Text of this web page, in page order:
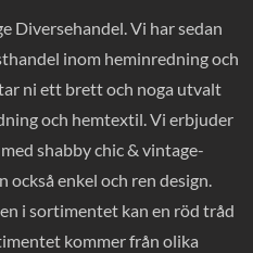
Diversehandel. Vi har sedan
inom heminredning och
ni ett brett och noga utvalt
och hemtextil. Vi erbjuder
shabby chic & vintage-
enkel och ren design.
i sortimentet kan en röd tråd
kommer från olika